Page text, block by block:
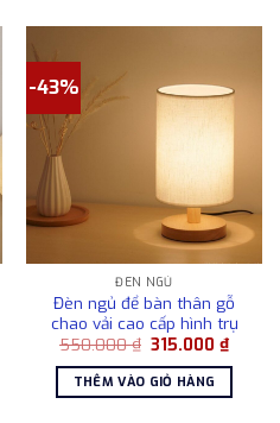
-43%
ĐÈN NGỦ
Đèn ngủ để bàn thân gỗ
chao vải cao cấp hình trụ
550.000₫ Giá
là:
550.000 ₫.
315.000₫Giá
tại
THÊM VÀO GIỎ HÀNG